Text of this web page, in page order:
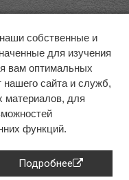
ГАЛЕРЕЯ
КОНТАКТЫ
собственные и
для изучения
вам оптимальных
нашего сайта и служб,
материалов, для
функций.
Подробнее